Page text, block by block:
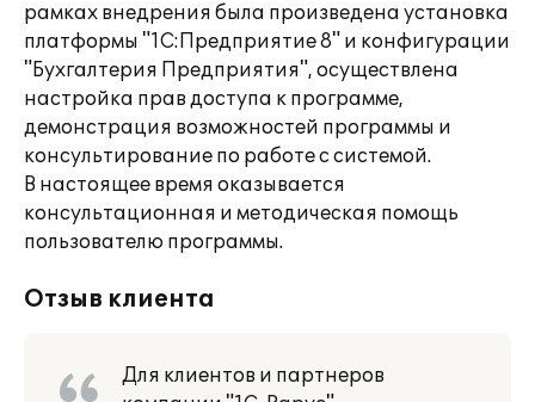
рамках внедрения была произведена установка
платформы "1С:Предприятие 8" и конфигурации
"Бухгалтерия Предприятия", осуществлена
настройка прав доступа к программе,
демонстрация возможностей программы и
консультирование по работе с системой.
В настоящее время оказывается
консультационная и методическая помощь
пользователю программы.
Отзыв клиента
Для клиентов и партнеров